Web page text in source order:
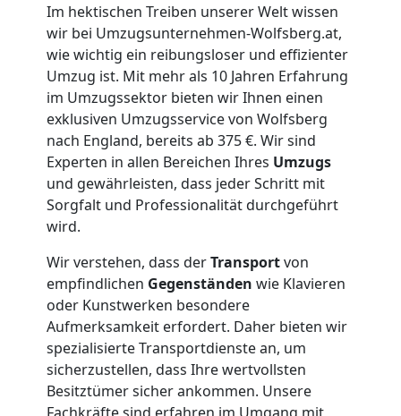
Im hektischen Treiben unserer Welt wissen
wir bei Umzugsunternehmen-Wolfsberg.at,
wie wichtig ein reibungsloser und effizienter
Umzug ist. Mit mehr als 10 Jahren Erfahrung
im Umzugssektor bieten wir Ihnen einen
exklusiven Umzugsservice von Wolfsberg
nach England, bereits ab 375 €. Wir sind
Experten in allen Bereichen Ihres Umzugs
und gewährleisten, dass jeder Schritt mit
Sorgfalt und Professionalität durchgeführt
wird.
Wir verstehen, dass derTransportvon
empfindlichen Gegenständen wie Klavieren
oder Kunstwerken besondere
Aufmerksamkeit erfordert. Daher bieten wir
spezialisierte Transportdienste an, um
sicherzustellen, dass Ihre wertvollsten
Besitztümer sicher ankommen. Unsere
Fachkräfte sind erfahren im Umgang mit
Umzugshelfer
Wolfsberg